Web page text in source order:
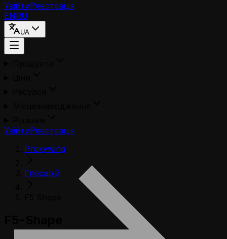
УвійтиРеєстрація
ENRU
UA
УвійтиРеєстрація
Proxywing
Глосарій